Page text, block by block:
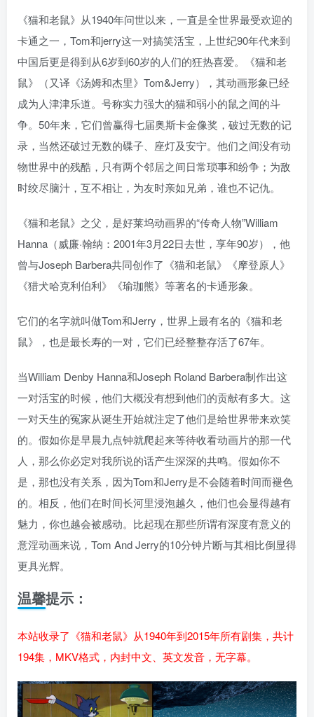
《猫和老鼠》从1940年问世以来，一直是全世界最受欢迎的
卡通之一，Tom和jerry这一对搞笑活宝，上世纪90年代来到
中国后更是得到从6岁到60岁的人们的狂热喜爱。《猫和老
鼠》（又译《汤姆和杰里》Tom&Jerry），其动画形象已经
成为人津津乐道。号称实力强大的猫和弱小的鼠之间的斗
争。50年来，它们曾赢得七届奥斯卡金像奖，破过无数的记
录，当然还破过无数的碟子、座灯及安宁。他们之间没有动
物世界中的残酷，只有两个邻居之间日常琐事和纷争；为敌
时绞尽脑汁，互不相让，为友时亲如兄弟，谁也不记仇。
《猫和老鼠》之父，是好莱坞动画界的“传奇人物”William
Hanna（威廉·翰纳：2001年3月22日去世，享年90岁），他
曾与Joseph Barbera共同创作了《猫和老鼠》《摩登原人》
《猎犬哈克利伯利》《瑜珈熊》等著名的卡通形象。
它们的名字就叫做Tom和Jerry，世界上最有名的《猫和老
鼠》，也是最长寿的一对，它们已经整整存活了67年。
当William Denby Hanna和Joseph Roland Barbera制作出这
一对活宝的时候，他们大概没有想到他们的贡献有多大。这
一对天生的冤家从诞生开始就注定了他们是给世界带来欢笑
的。假如你是早晨九点钟就爬起来等待收看动画片的那一代
人，那么你必定对我所说的话产生深深的共鸣。假如你不
是，那也没有关系，因为Tom和Jerry是不会随着时间而褪色
的。相反，他们在时间长河里浸泡越久，他们也会显得越有
魅力，你也越会被感动。比起现在那些所谓有深度有意义的
意淫动画来说，Tom And Jerry的10分钟片断与其相比倒显得
更具光辉。
温馨提示：
本站收录了《猫和老鼠》从1940年到2015年所有剧集，共计
194集，MKV格式，内封中文、英文发音，无字幕。